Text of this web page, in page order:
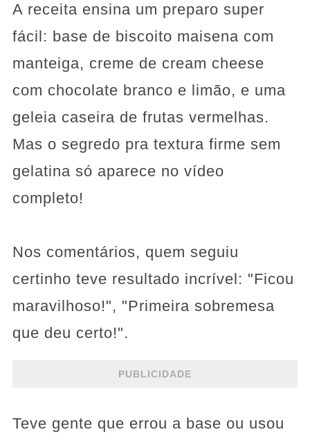
A receita ensina um preparo super
fácil: base de biscoito maisena com
manteiga, creme de cream cheese
com chocolate branco e limão, e uma
geleia caseira de frutas vermelhas.
Mas o segredo pra textura firme sem
gelatina só aparece no vídeo
completo!
Nos comentários, quem seguiu
certinho teve resultado incrível: "Ficou
maravilhoso!", "Primeira sobremesa
que deu certo!".
PUBLICIDADE
Teve gente que errou a base ou usou